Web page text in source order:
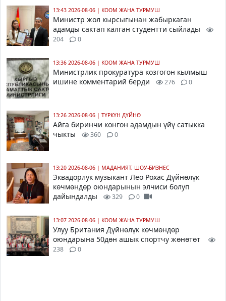
13:43 2026-08-06 | КООМ ЖАНА ТУРМУШ
Министр жол кырсыгынан жабыркаган
адамды сактап калган студентти сыйлады
204 0
13:36 2026-08-06 | КООМ ЖАНА ТУРМУШ
Министрлик прокуратура козгогон кылмыш
ишине комментарий берди
276 0
13:26 2026-08-06 | ТҮРКҮН ДҮЙНӨ
Айга биринчи конгон адамдын үйү сатыкка
чыкты
360 0
13:20 2026-08-06 | МАДАНИЯТ, ШОУ-БИЗНЕС
Эквадорлук музыкант Лео Рохас Дүйнөлүк
көчмөндөр оюндарынын элчиси болуп
дайындалды
329 0
13:07 2026-08-06 | КООМ ЖАНА ТУРМУШ
Улуу Британия Дүйнөлүк көчмөндөр
оюндарына 50дөн ашык спортчу жөнөтөт
238 0